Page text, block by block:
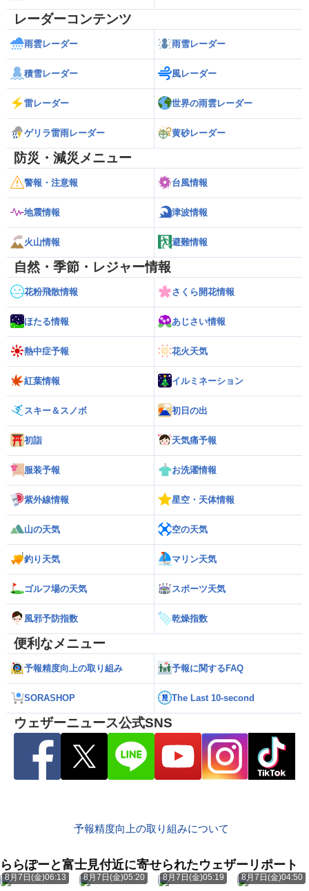
レーダーコンテンツ
雨雲レーダー 雨雪レーダー
積雪レーダー 風レーダー
雷レーダー 世界の雨雲レーダー
ゲリラ雷雨レーダー 黄砂レーダー
防災・減災メニュー
警報・注意報 台風情報
地震情報 津波情報
火山情報 避難情報
自然・季節・レジャー情報
花粉飛散情報 さくら開花情報
ほたる情報 あじさい情報
熱中症予報 花火天気
紅葉情報 イルミネーション
スキー＆スノボ 初日の出
初詣 天気痛予報
服装予報 お洗濯情報
紫外線情報 星空・天体情報
山の天気 空の天気
釣り天気 マリン天気
ゴルフ場の天気 スポーツ天気
風邪予防指数 乾燥指数
便利なメニュー
予報精度向上の取り組み 予報に関するFAQ
SORASHOP The Last 10-second
ウェザーニュース公式SNS
予報精度向上の取り組みについて
ららぽーと富士見付近に寄せられたウェザーリポート
8月7日(金)06:13 8月7日(金)05:20 8月7日(金)05:19 8月7日(金)04:50